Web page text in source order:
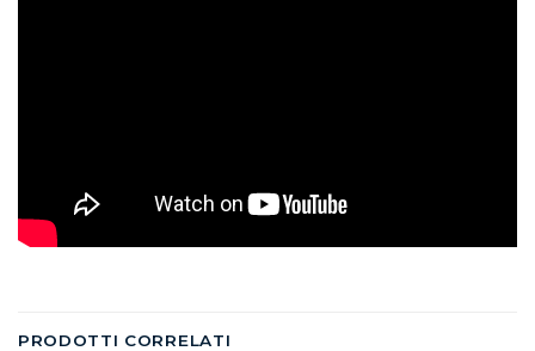
PRODOTTI CORRELATI